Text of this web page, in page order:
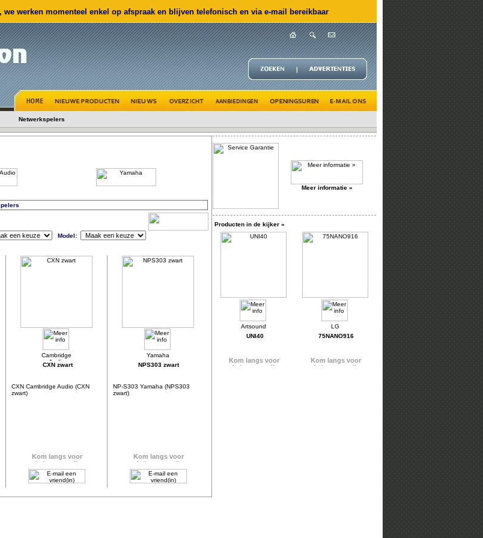
werken momenteel enkel op afspraak en blijven telefonisch en via e-mail bereikbaar
Netwerkspelers
Model:
CXN zwart
CXN Cambridge Audio (CXN
zwart)
NPS303 zwart
NP-S303 Yamaha (NPS303
zwart)
Meer informatie »
Producten in de kijker »
UNI40 75NANO916